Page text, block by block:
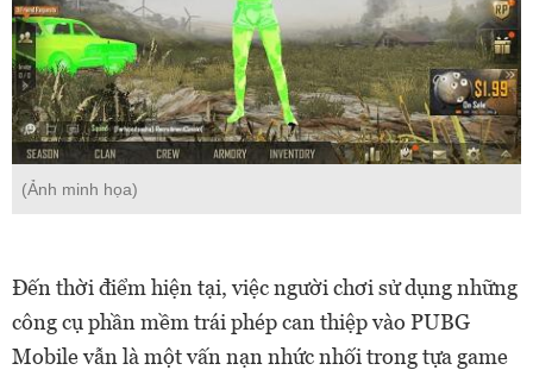
(Ảnh minh họa)
Đến thời điểm hiện tại, việc người chơi sử dụng những
công cụ phần mềm trái phép can thiệp vào PUBG
Mobile vẫn là một vấn nạn nhức nhối trong tựa game